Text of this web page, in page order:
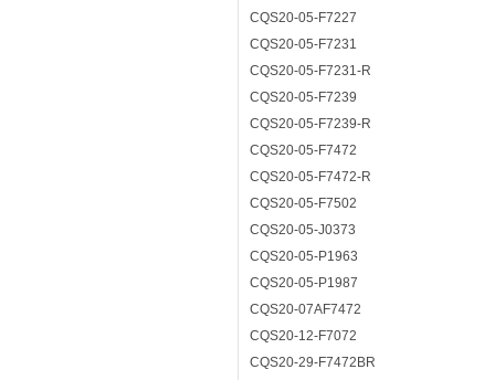
CQS20-05-F7227
CQS20-05-F7231
CQS20-05-F7231-R
CQS20-05-F7239
CQS20-05-F7239-R
CQS20-05-F7472
CQS20-05-F7472-R
CQS20-05-F7502
CQS20-05-J0373
CQS20-05-P1963
CQS20-05-P1987
CQS20-07AF7472
CQS20-12-F7072
CQS20-29-F7472BR